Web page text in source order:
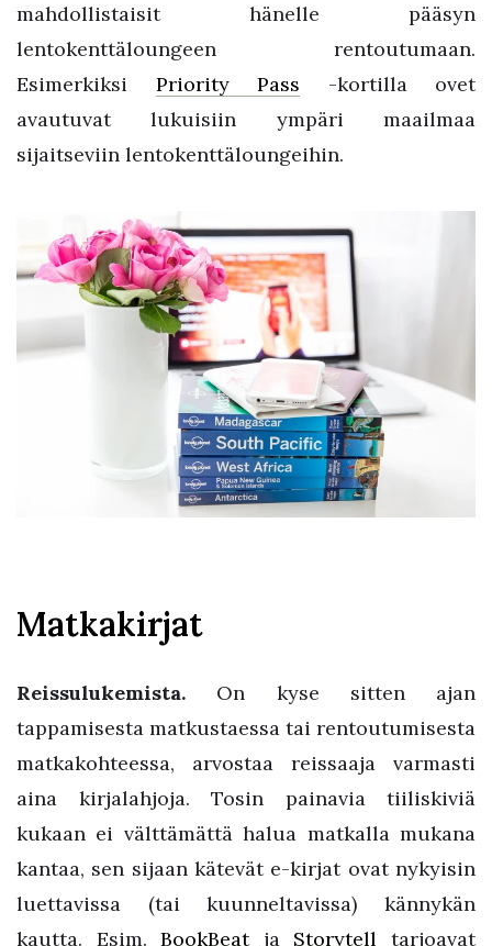
mahdollistaisit hänelle pääsyn
lentokenttäloungeen rentoutumaan.
Esimerkiksi Priority Pass -kortilla ovet
avautuvat lukuisiin ympäri maailmaa
sijaitseviin lentokenttäloungeihin.
Matkakirjat
Reissulukemista. On kyse sitten ajan
tappamisesta matkustaessa tai rentoutumisesta
matkakohteessa, arvostaa reissaaja varmasti
aina kirjalahjoja. Tosin painavia tiiliskiviä
kukaan ei välttämättä halua matkalla mukana
kantaa, sen sijaan kätevät e-kirjat ovat nykyisin
luettavissa (tai kuunneltavissa) kännykän
kautta. Esim.BookBeatja Storytell tarjoavat